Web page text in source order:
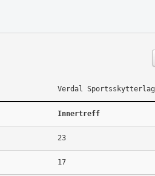
Verdal Sportsskytterlag
Innertreff
23
17